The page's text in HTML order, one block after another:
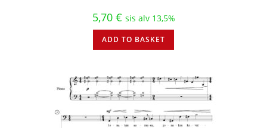
5,70 € sis alv 13,5%
ADD TO BASKET